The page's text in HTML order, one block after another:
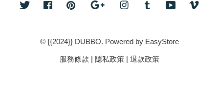
Twitter FacebookPinterest Google InstagramTumblr YouTube
© {{2024}} DUBBO. Powered by EasyStore
服務條款 | 隱私政策 | 退款政策